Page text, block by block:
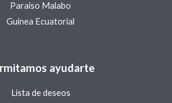
Paraiso Malabo
Guinea Ecuatorial
ayudarte
Lista de deseos